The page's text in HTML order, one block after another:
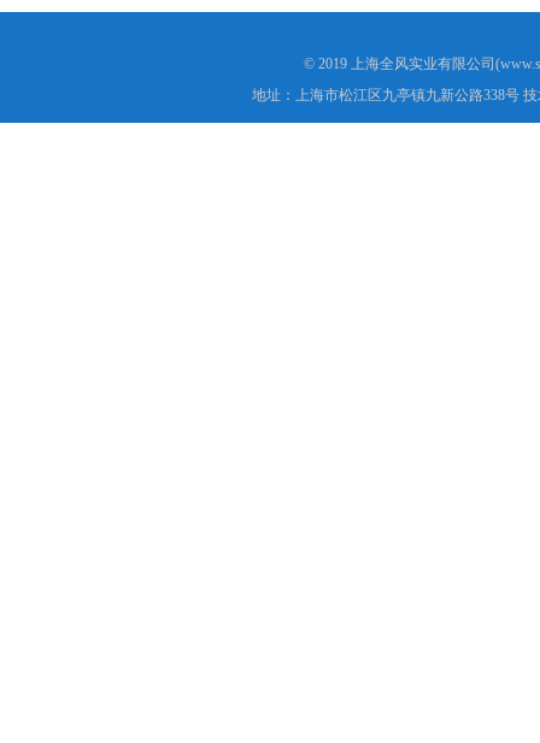
© 2019 上海全风实业有限公司
地址：上海市松江区九亭镇九新公路338号